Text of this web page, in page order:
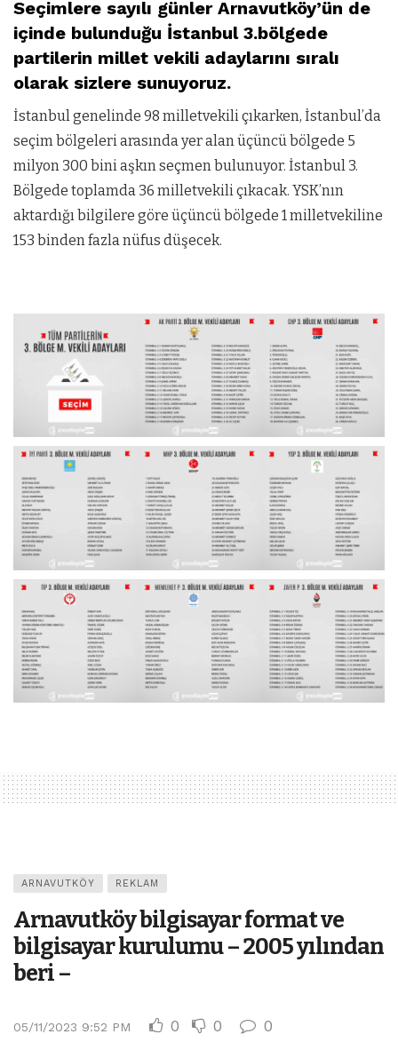
Seçimlere sayılı günler Arnavutköy’ün de
içinde bulunduğu İstanbul 3.bölgede
partilerin millet vekili adaylarını sıralı
olarak sizlere sunuyoruz.
İstanbul genelinde 98 milletvekili çıkarken, İstanbul’da
seçim bölgeleri arasında yer alan üçüncü bölgede 5
milyon 300 bini aşkın seçmen bulunuyor. İstanbul 3.
Bölgede toplamda 36 milletvekili çıkacak. YSK’nın
aktardığı bilgilere göre üçüncü bölgede 1 milletvekiline
153 binden fazla nüfus düşecek.
ARNAVUTKÖY REKLAM
Arnavutköy bilgisayar format ve
bilgisayar kurulumu – 2005 yılından
beri –
05/11/2023 9:52 PM 0 0 0